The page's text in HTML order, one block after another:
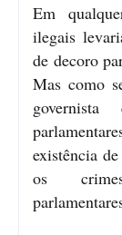
Em
ilegais
de decoro
Mas como
existência
os